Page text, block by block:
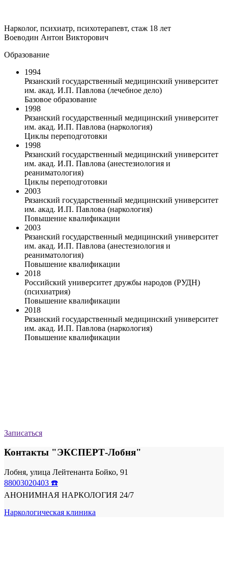
Нарколог, психиатр, психотерапевт, стаж 18 лет
Воеводин Антон Викторович
Образование
1994
Рязанский государственный медицинский университет
им. акад. И.П. Павлова (лечебное дело)
Базовое образование
1998
Рязанский государственный медицинский университет
им. акад. И.П. Павлова (наркология)
Циклы переподготовки
1998
Рязанский государственный медицинский университет
им. акад. И.П. Павлова (анестезиология и
реаниматология)
Циклы переподготовки
2003
Рязанский государственный медицинский университет
им. акад. И.П. Павлова (наркология)
Повышение квалификации
2003
Рязанский государственный медицинский университет
им. акад. И.П. Павлова (анестезиология и
реаниматология)
Повышение квалификации
2018
Российский университет дружбы народов (РУДН)
(психиатрия)
Повышение квалификации
2018
Рязанский государственный медицинский университет
им. акад. И.П. Павлова (наркология)
Повышение квалификации
Записаться
Контакты "ЭКСПЕРТ-Лобня"
Лобня, улица Лейтенанта Бойко, 91
88003020403 ☎️
АНОНИМНАЯ НАРКОЛОГИЯ 24/7
Наркологическая клиника